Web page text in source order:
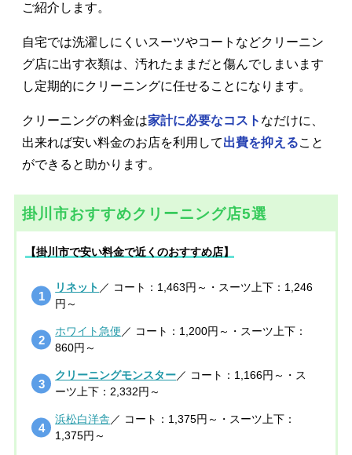
ご紹介します。
自宅では洗濯しにくいスーツやコートなどクリーニン
グ店に出す衣類は、汚れたままだと傷んでしまいます
し定期的にクリーニングに任せることになります。
クリーニングの料金は家計に必要なコスト なだけに、
出来れば安い料金のお店を利用して出費を抑えること
ができると助かります。
掛川市おすすめクリーニング店5選
【掛川市で安い料金で近くのおすすめ店】
リネット ／ コート：1,463円～・スーツ上下：1,246
円～
ホワイト急便 ／ コート：1,200円～・スーツ上下：
860円～
クリーニングモンスター／ コート：1,166円～・ス
ーツ上下：2,332円～
浜松白洋舎 ／ コート：1,375円～・スーツ上下：
1,375円～